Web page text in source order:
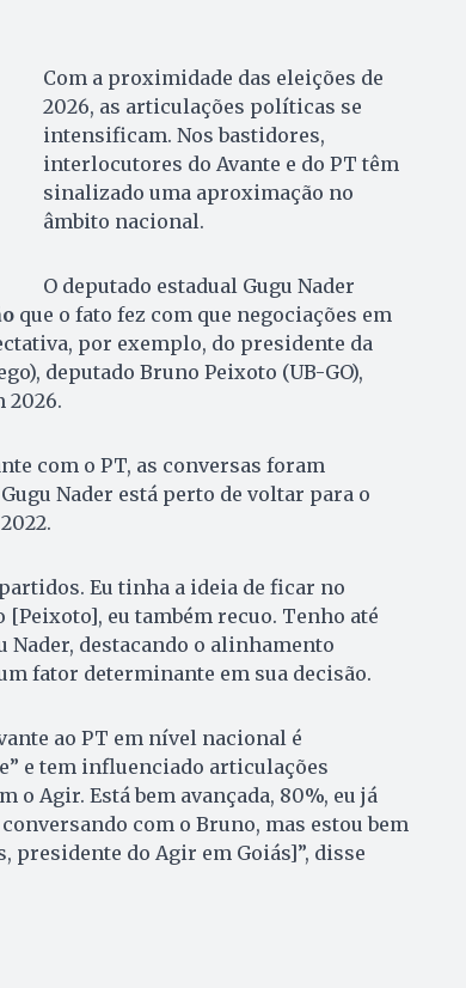
Com a proximidade das eleições de
2026, as articulações políticas se
intensificam. Nos bastidores,
interlocutores do Avante e do PT têm
sinalizado uma aproximação no
âmbito nacional.
O deputado estadual Gugu Nader
que o fato fez com que negociações em
por exemplo, do presidente da
deputado Bruno Peixoto (UB-GO),
2026.
com o PT, as conversas foram
Nader está perto de voltar para o
Eu tinha a ideia de ficar no
[Peixoto], eu também recuo. Tenho até
destacando o alinhamento
fator determinante em sua decisão.
ao PT em nível nacional é
e tem influenciado articulações
o Agir. Está bem avançada, 80%, eu já
com o Bruno, mas estou bem
do Agir em Goiás]”, disse